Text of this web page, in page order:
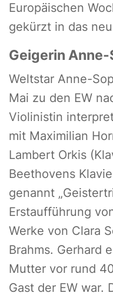
Europäischen
gekürzt in das
Geigerin
Weltstar Anne-
Mai zu den EW
Violinistin
mit Maximilian
Lambert Orkis
Beethovens
genannt
Erstaufführung
Werke von Clara
Brahms. Gerhard
Mutter vor rund
Gast der EW war.